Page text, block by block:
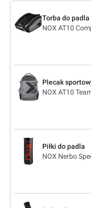
Torba do padla
NOX AT10
Plecak
NOX AT10
Piłki do padla
NOX Nerbo